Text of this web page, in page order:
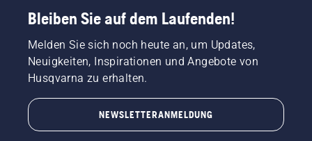
Bleiben Sie auf dem Laufenden!
Melden Sie sich noch heute an, um Updates,
Neuigkeiten, Inspirationen und Angebote von
Husqvarna zu erhalten.
NEWSLETTERANMELDUNG